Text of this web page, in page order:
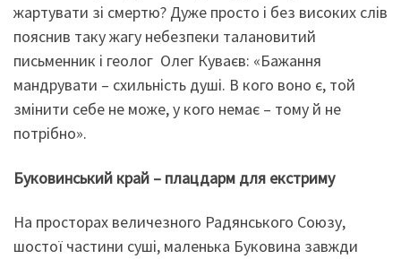
жартувати зі смертю? Дуже просто і без високих слів
пояснив таку жагу небезпеки талановитий
письменник і геолог Олег Куваєв: «Бажання
мандрувати – схильність душі. В кого воно є, той
змінити себе не може, у кого немає – тому й не
потрібно».
Буковинський край – плацдарм для екстриму
На просторах величезного Радянського Союзу,
шостої частини суші, маленька Буковина завжди